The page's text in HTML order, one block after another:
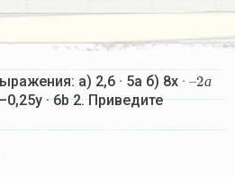
а) 2,6 · 5а б) 8х · а
–а
· 6b 2. Приведите